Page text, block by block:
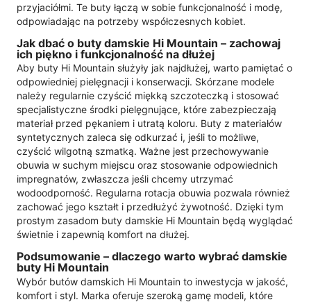
przyjaciółmi. Te buty łączą w sobie funkcjonalność i modę,
odpowiadając na potrzeby współczesnych kobiet.
Jak dbać o buty damskie Hi Mountain – zachowaj
ich piękno i funkcjonalność na dłużej
Aby buty Hi Mountain służyły jak najdłużej, warto pamiętać o
odpowiedniej pielęgnacji i konserwacji. Skórzane modele
należy regularnie czyścić miękką szczoteczką i stosować
specjalistyczne środki pielęgnujące, które zabezpieczają
materiał przed pękaniem i utratą koloru. Buty z materiałów
syntetycznych zaleca się odkurzać i, jeśli to możliwe,
czyścić wilgotną szmatką. Ważne jest przechowywanie
obuwia w suchym miejscu oraz stosowanie odpowiednich
impregnatów, zwłaszcza jeśli chcemy utrzymać
wodoodporność. Regularna rotacja obuwia pozwala również
zachować jego kształt i przedłużyć żywotność. Dzięki tym
prostym zasadom buty damskie Hi Mountain będą wyglądać
świetnie i zapewnią komfort na dłużej.
Podsumowanie – dlaczego warto wybrać damskie
buty Hi Mountain
Wybór butów damskich Hi Mountain to inwestycja w jakość,
komfort i styl. Marka oferuje szeroką gamę modeli, które